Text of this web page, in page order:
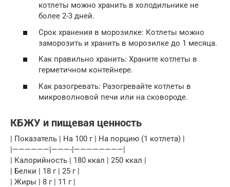
котлеты можно хранить в холодильнике не
более 2-3 дней.
Срок хранения в морозилке: Котлеты можно
заморозить и хранить в морозилке до 1 месяца.
Как правильно хранить: Храните котлеты в
герметичном контейнере.
Как разогревать: Разогревайте котлеты в
микроволновой печи или на сковороде.
КБЖУ и пищевая ценность
| Показатель | На 100 г | На порцию (1 котлета) |
|——————|———-|————————|
| Калорийность | 180 ккал | 250 ккал |
| Белки | 18 г | 25 г |
| Жиры | 8 г | 11 г |